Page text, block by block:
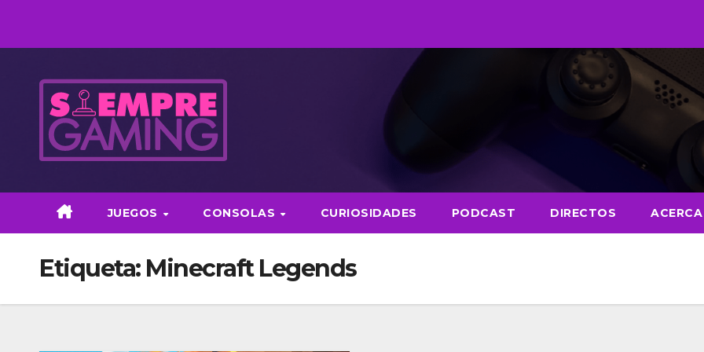
JUEGOS CONSOLAS CURIOSIDADES PODCAST DIRECTOS
Etiqueta: Minecraft Legends